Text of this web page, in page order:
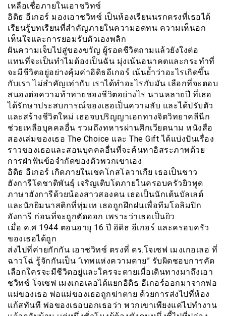
เหลือเชื่อภายในเอาชวิทซ์
อิดิธ อีเกอร์ มองเอาชวิทซ์ เป็นห้องเรียนนรกตรงที่เธอได้
เรียนรู้บทเรียนที่สำคัญภายในความอดทน ความเห็นอก
เห็นใจและการยอมรับตัวเองพลิก
ผันความเจ็บไปสู่ของขวัญ ผู้รอดชีวิตถามแล้วยังใงต่อ
แทนที่จะเป็นทำไมต้องเป็นฉัน มุ่งเน้นอนาคตและกระทำที่
จะมีชีวิตอยู่อย่างคุ้มค่าอิดิธอีเกอร์ เน้นย้ำว่าอะไรเกิดขึ้น
กับเรา ไม่สำคัญเท่ากับ เราได้ทำอะไรกับมัน เลือกที่จะตอบ
สนองต่อความท้าทายชองชีวิตอย่างไร นานหลายปี ที่เธอ
ได้รักษาประสบการณ์ของเธอเป็นความลับ และได้ปรับตัว
และสร้างชีวิตใหม่ เธอจบปริญญาเอกทางจิตวิทยาคลีนีก
ช่วยเหลือบุคคลอื่น รวมถึงทหารผ่านศึกเวียตนาม หนังสือ
สองเล่มของเธอ The Choice และ The Gift ได้แบ่งปันเรื่อง
ราวของเธอและสอนบุคคลอื่นที่จะค้นหาอิสระภาพด้วย
การฝ่าฟันข้อจำกัดของตัวพวกเขาเอง
อิดิธ อีเกอร์ เกิดภายในเชคโกสโลวาเกีย เธอเป็นชาว
ฮังการีโดชาติพันธุ์ เจริญเติบโตภายในครอบครัวยิวพูด
ภาษาฮังการีด้วยน้องสาวสองคน เธอเป็นนักเต้นบัลเลต์
และนักยิมนาสติกที่ทุ่มเท เธอถูกฝึกฝนเพื่อทีมโอลิมปิก
ฮังการี ก่อนที่จะถูกตัดออก เพราะว่าเธอเป็นยิว
เมื่อ ค.ศ 1944 ตอนอายุ 16 ปี อิดิธ อีเกอร์ และครอบครัว
ของเธอได้ถูก
ส่งไปที่ค่ายกักกัน เอาชวิทซ์ ตรงที่ ดร.โจเซฟ เมงเกอเลอ ที่
ฉาวโฉ่ รู้จักกันเป็น “เทพแห่งความตาย” รับผิดชอบการคัด
เลือกใครจะมีชีวิตอยู่และใครจะตายเมื่อเดินทางมาถึงเอา
ชวิทซ์ โจเซฟ เมงเกอเลอได้แยกอิดิธ อีเกอร์ออกมาจากพ่อ
แม่ของเธอ พ่อแม่ของเธอถูกฆ่าตาย ด้วยการส่งไปที่ห้อง
แก้สทันที พ่อของเธอบอกเธอว่า พวกเขาเพียงแค่ไปทำงาน